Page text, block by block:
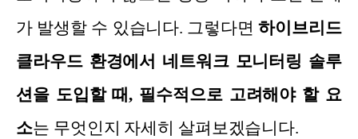
가 발생할 수 있습니다. 그렇다면하이브리드
클라우드 환경에서 네트워크 모니터링 솔루
션을 도입할 때, 필수적으로 고려해야 할 요
소는 무엇인지 자세히 살펴보겠습니다.